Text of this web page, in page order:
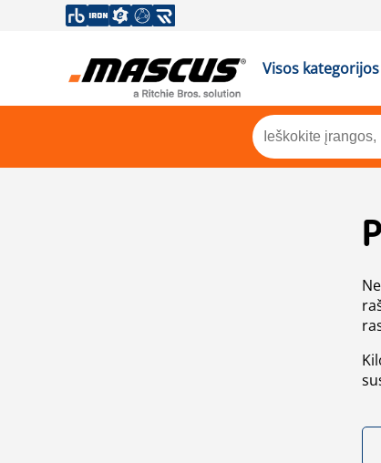
Visos kategorijos